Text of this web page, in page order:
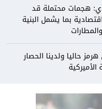
هجمات محتملة قد
بما يشمل البنية
حاليا ولدينا الحصار